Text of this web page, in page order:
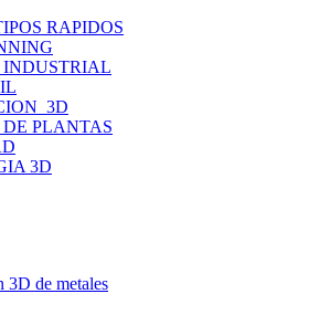
RAPIDOS
INDUSTRIAL
PLANTAS
3D